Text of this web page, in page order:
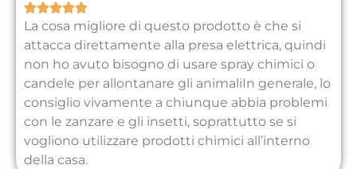

La cosa migliore di questo prodotto è che si
attacca direttamente alla presa elettrica, quindi
non ho avuto bisogno di usare spray chimici o
candele per allontanare gli animaliIn generale, lo
consiglio vivamente a chiunque abbia problemi
con le zanzare e gli insetti, soprattutto se si
vogliono utilizzare prodotti chimici all’interno
della casa.